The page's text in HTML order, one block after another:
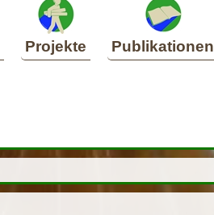
Projekte Publikationen